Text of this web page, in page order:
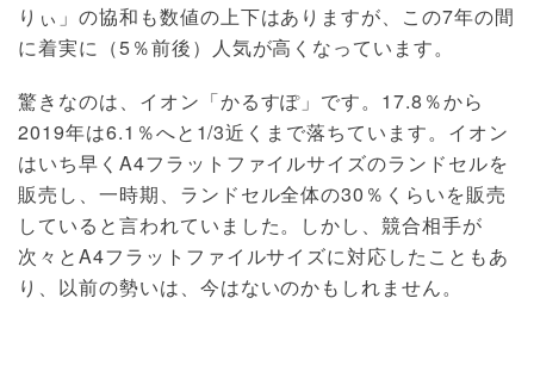
りぃ」の協和も数値の上下はありますが、この7年の間
に着実に（5％前後）人気が高くなっています。
驚きなのは、イオン「かるすぽ」です。17.8％から
2019年は6.1％へと1/3近くまで落ちています。イオン
はいち早くA4フラットファイルサイズのランドセルを
販売し、一時期、ランドセル全体の30％くらいを販売
していると言われていました。しかし、競合相手が
次々とA4フラットファイルサイズに対応したこともあ
り、以前の勢いは、今はないのかもしれません。